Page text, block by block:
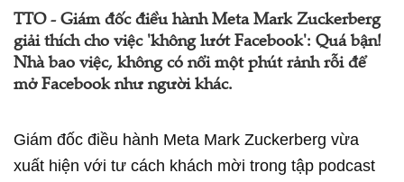
TTO - Giám đốc điều hành Meta Mark Zuckerberg
giải thích cho việc 'không lướt Facebook': Quá bận!
Nhà bao việc, không có nổi một phút rảnh rỗi để
mở Facebook như người khác.
Giám đốc điều hành Meta Mark Zuckerberg vừa
xuất hiện với tư cách khách mời trong tập podcast